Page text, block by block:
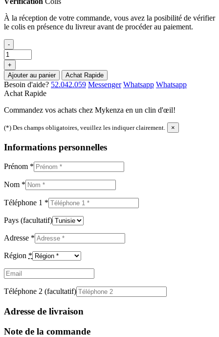
À la réception de votre commande, vous avez la posibilité de vérifier
le colis en présence du livreur avant de procéder au paiement.
-
+
Ajouter au panier
Achat Rapide
Besoin d'aide? 52.042.059 Messenger Whatsapp Whatsapp
Achat Rapide
Commandez vos achats chez Mykenza en un clin d'œil!
(*) Des champs obligatoires, veuillez les indiquer clairement. ×
Informations personnelles
Prénom *
Nom *
Téléphone 1 *
Pays (facultatif)
Adresse *
Région *
Email
Téléphone 2 (facultatif)
Adresse de livraison
Note de la commande